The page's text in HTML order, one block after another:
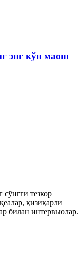
энг кўп маош
тезкор
қизиқарли
билан интервьюлар.